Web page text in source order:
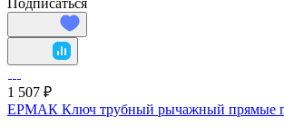
1 507 ₽
ЕРМАК Ключ трубный рычажный прямые